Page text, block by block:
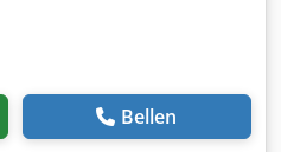
Bellen